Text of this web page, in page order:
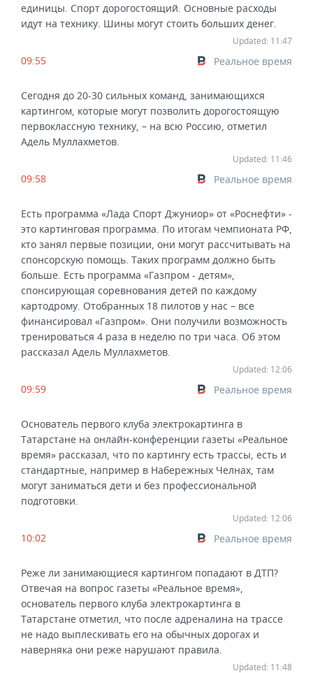
единицы. Спорт дорогостоящий. Основные расходы
идут на технику. Шины могут стоить больших денег.
Updated: 11:47
09:55 Реальное время
Сегодня до 20-30 сильных команд, занимающихся
картингом, которые могут позволить дорогостоящую
первоклассную технику, – на всю Россию, отметил
Адель Муллахметов.
Updated: 11:46
09:58 Реальное время
Есть программа «Лада Спорт Джуниор» от «Роснефти» -
это картинговая программа. По итогам чемпионата РФ,
кто занял первые позиции, они могут рассчитывать на
спонсорскую помощь. Таких программ должно быть
больше. Есть программа «Газпром - детям»,
спонсирующая соревнования детей по каждому
картодрому. Отобранных 18 пилотов у нас – все
финансировал «Газпром». Они получили возможность
тренироваться 4 раза в неделю по три часа. Об этом
рассказал Адель Муллахметов.
Updated: 12:06
09:59 Реальное время
Основатель первого клуба электрокартинга в
Татарстане на онлайн-конференции газеты «Реальное
время» рассказал, что по картингу есть трассы, есть и
стандартные, например в Набережных Челнах, там
могут заниматься дети и без профессиональной
подготовки.
Updated: 12:06
10:02 Реальное время
Реже ли занимающиеся картингом попадают в ДТП?
Отвечая на вопрос газеты «Реальное время»,
основатель первого клуба электрокартинга в
Татарстане отметил, что после адреналина на трассе
не надо выплескивать его на обычных дорогах и
наверняка они реже нарушают правила.
Updated: 11:48